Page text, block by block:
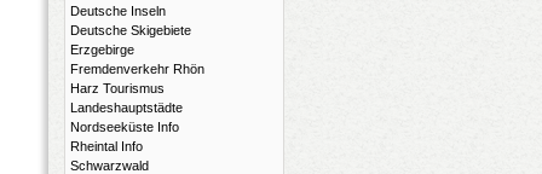
Deutsche Inseln
Deutsche Skigebiete
Erzgebirge
Fremdenverkehr Rhön
Harz Tourismus
Landeshauptstädte
Nordseeküste Info
Rheintal Info
Schwarzwald